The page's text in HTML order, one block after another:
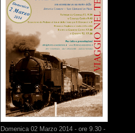
Domenica 02 Marzo 2014 - ore 9.30 -